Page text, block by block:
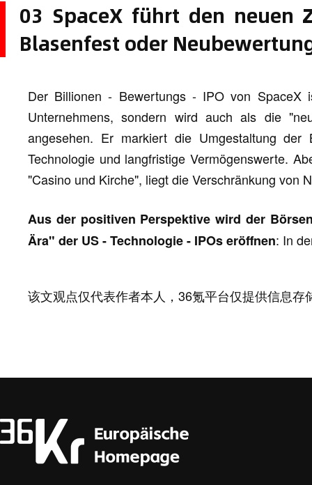
03 SpaceX führt den neuen
Blasenfest oder
Der Billionen - Bewertungs - IPO von SpaceX
Unternehmens, sondern wird auch als die
angesehen. Er markiert die Umgestaltung
Technologie und langfristige Vermögenswerte.
"Casino und Kirche", liegt die Verschränkung von
Aus der positiven Perspektive wird der
Ära" der US - Technologie - IPOs eröffnen: In
该文观点仅代表作者本人，36氪平台仅提供信息存